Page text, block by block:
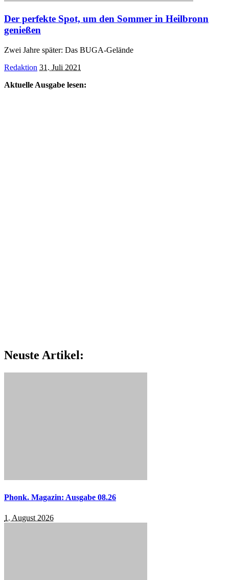
Der perfekte Spot, um den Sommer in Heilbronn
genießen
Zwei Jahre später: Das BUGA-Gelände
Posted
Redaktion 31. Juli 2021
Aktuelle Ausgabe lesen:
Neuste Artikel:
Phonk. Magazin: Ausgabe 08.26
1. August 2026